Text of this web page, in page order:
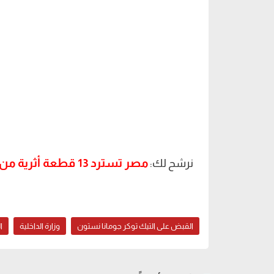
نرشح لك: مصر تسترد 13 قطعة أثرية من بريطانيا وألمانيا
القبض على التيك توكر جومانا نستون وزارة الداخلية